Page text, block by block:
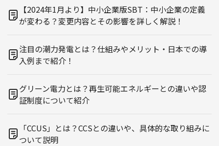
【2024年1月より】中小企業版SBT：中小企業の定義
が変わる？変更内容とその影響を詳しく解説！
注目の潮力発電とは？仕組みやメリット・日本での導
入例まで紹介！
グリーン電力とは？再生可能エネルギーとの違いや認
証制度について紹介
「CCUS」とは？CCSとの違いや、具体的な取り組みに
ついて説明